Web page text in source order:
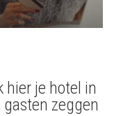
hier je hotel in
zeggen